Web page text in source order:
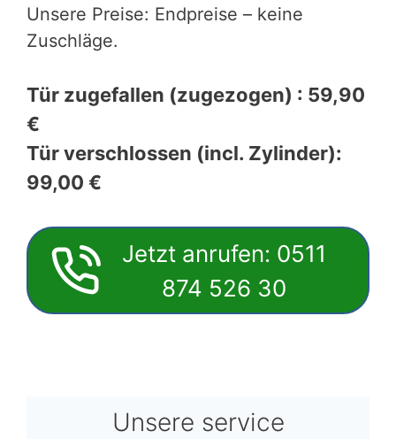
Unsere Preise: Endpreise – keine
Zuschläge.
Tür zugefallen (zugezogen) : 59,90
€
Tür verschlossen (incl. Zylinder):
99,00 €
Jetzt anrufen: 0511
874 526 30
Unsere service